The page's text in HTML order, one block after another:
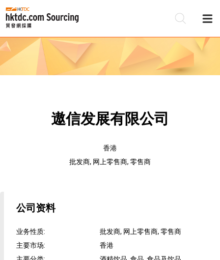
遨信发展有限公司
香港
批发商, 网上零售商, 零售商
公司资料
业务性质:
批发商, 网上零售商, 零售商
主要市场:
香港